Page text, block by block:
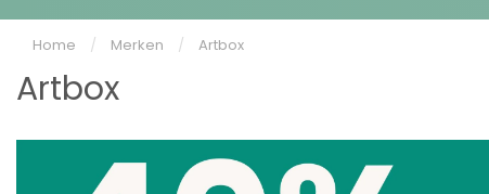
Home / Merken / Artbox
Artbox